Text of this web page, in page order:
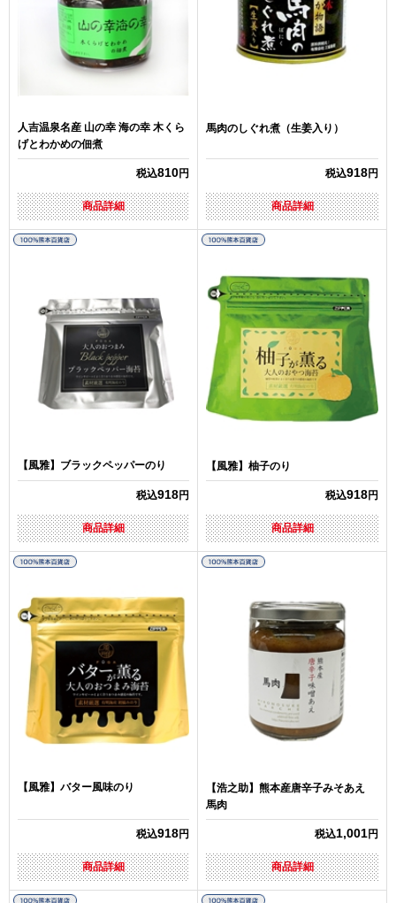
人吉温泉名産 山の幸 海の幸 木くら
げとわかめの佃煮
税込810円
商品詳細
馬肉のしぐれ煮（生姜入り）
税込918円
商品詳細
【風雅】ブラックペッパーのり
税込918円
商品詳細
【風雅】柚子のり
税込918円
商品詳細
【風雅】バター風味のり
税込918円
商品詳細
【浩之助】熊本産唐辛子みそあえ
馬肉
税込1,001円
商品詳細